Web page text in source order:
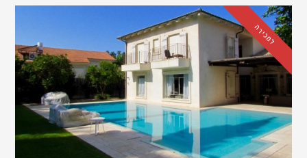
למכירה